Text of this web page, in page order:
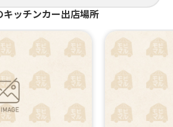
ッチンカー出店場所